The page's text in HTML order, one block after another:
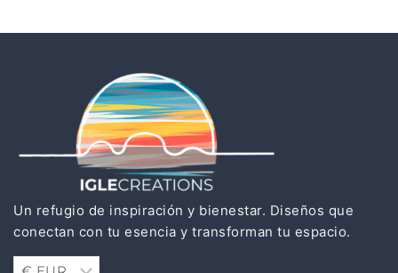
Un refugio de inspiración y bienestar. Diseños que
conectan con tu esencia y transforman tu espacio.